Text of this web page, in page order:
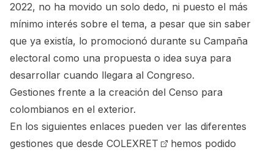
2022, no ha movido un solo dedo, ni puesto el más
mínimo interés sobre el tema, a pesar que sin saber
que ya existía, lo promocionó durante su Campaña
electoral como una propuesta o idea suya para
desarrollar cuando llegara al Congreso.
Gestiones frente a la creación del Censo para
colombianos en el exterior.
En los siguientes enlaces pueden ver las diferentes
gestiones que desde COLEXRET
hemos podido